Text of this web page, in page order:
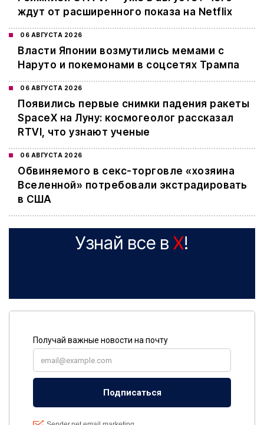
ждут от расширенного показа на Netflix
06 АВГУСТА 2026
Власти Японии возмутились мемами с
Наруто и покемонами в соцсетях Трампа
06 АВГУСТА 2026
Появились первые снимки падения ракеты
SpaceX на Луну: космогеолог рассказал
RTVI, что узнают ученые
06 АВГУСТА 2026
Обвиняемого в секс-торговле «хозяина
Вселенной» потребовали экстрадировать
в США
Узнай все в X!